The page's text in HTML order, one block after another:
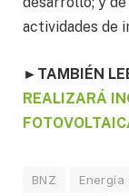
actividades de
►TAMBIÉN
REALIZARÁ
BNZ Energía